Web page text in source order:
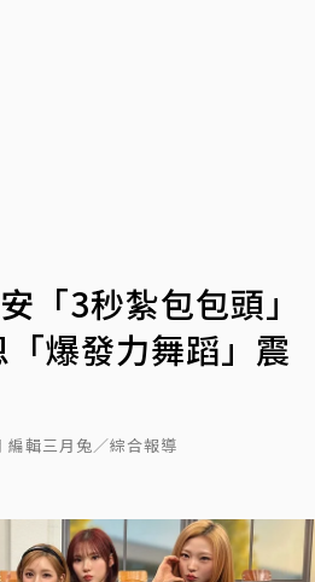
「3秒紮包包頭」
爆發力舞蹈」震
編輯三月兔／綜合報導